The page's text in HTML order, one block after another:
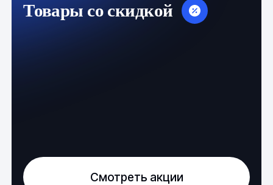
Товары со скидкой
Смотреть акции